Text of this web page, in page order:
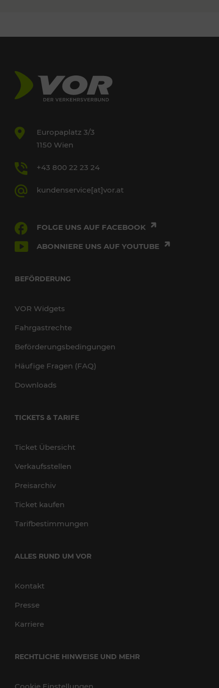
Europaplatz 3/3
1150 Wien
+43 800 22 23 24
kundenservice[at]vor.at
FOLGE UNS AUF FACEBOOK
ABONNIERE UNS AUF YOUTUBE
BEFÖRDERUNG
VOR Widgets
Fahrgastrechte
Beförderungsbedingungen
Häufige Fragen (FAQ)
Downloads
TICKETS & TARIFE
Ticket Übersicht
Verkaufsstellen
Preisarchiv
Ticket kaufen
Tarifbestimmungen
ALLES RUND UM VOR
Kontakt
Presse
Karriere
RECHTLICHE HINWEISE UND MEHR